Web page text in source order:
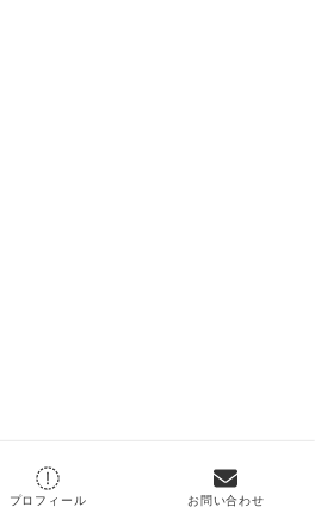
プロフィール
プロフィール お問い合わせ